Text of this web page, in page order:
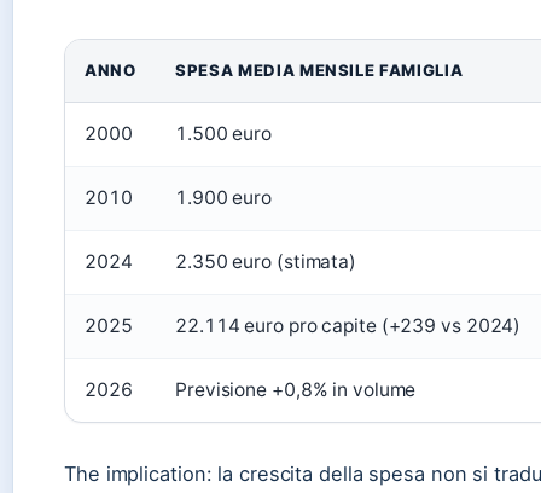
ANNO SPESA MEDIA MENSILE FAMIGLIA
2000 1.500 euro
2010 1.900 euro
2024 2.350 euro (stimata)
2025 22.114 euro pro capite (+239 vs 2024)
2026 Previsione +0,8% in volume
The implication: la crescita della spesa non si